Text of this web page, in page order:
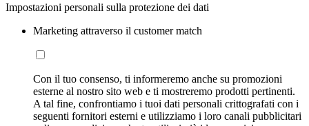
Impostazioni personali sulla protezione dei dati
Marketing attraverso il customer match
Con il tuo consenso, ti informeremo anche su promozioni
esterne al nostro sito web e ti mostreremo prodotti pertinenti.
A tal fine, confrontiamo i tuoi dati personali crittografati con i
seguenti fornitori esterni e utilizziamo i loro canali pubblicitari